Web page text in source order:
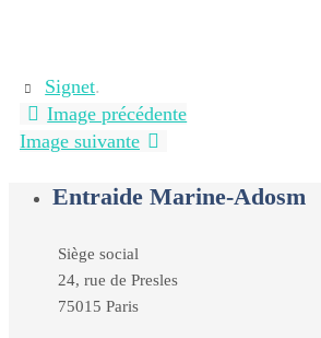
Signet.
Image précédente
Image suivante
Entraide Marine-Adosm
Siège social
24, rue de Presles
75015 Paris